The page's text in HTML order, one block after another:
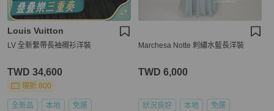
Louis Vuitton
LV 全新繫帶長袖襯衫洋裝
TWD 34,600
現折 800
全新品 本地 免運
Marchesa Notte 刺繡水藍長洋裝
TWD 6,000
狀況良好 本地 免運